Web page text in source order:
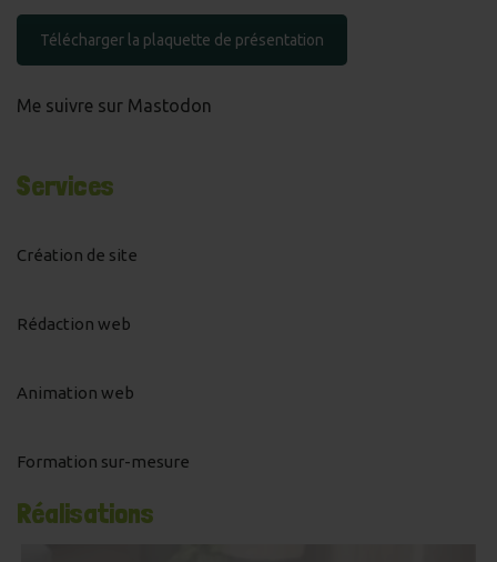
Télécharger la plaquette de présentation
Me suivre sur Mastodon
Services
Création de site
Rédaction web
Animation web
Formation sur-mesure
Réalisations